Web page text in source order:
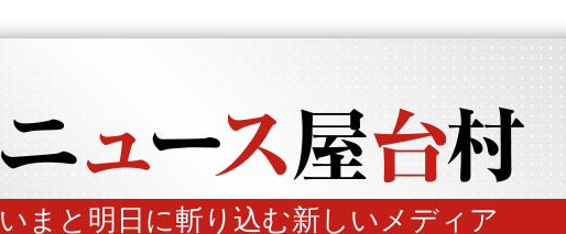
いまと明日に斬り込む新しいメディア